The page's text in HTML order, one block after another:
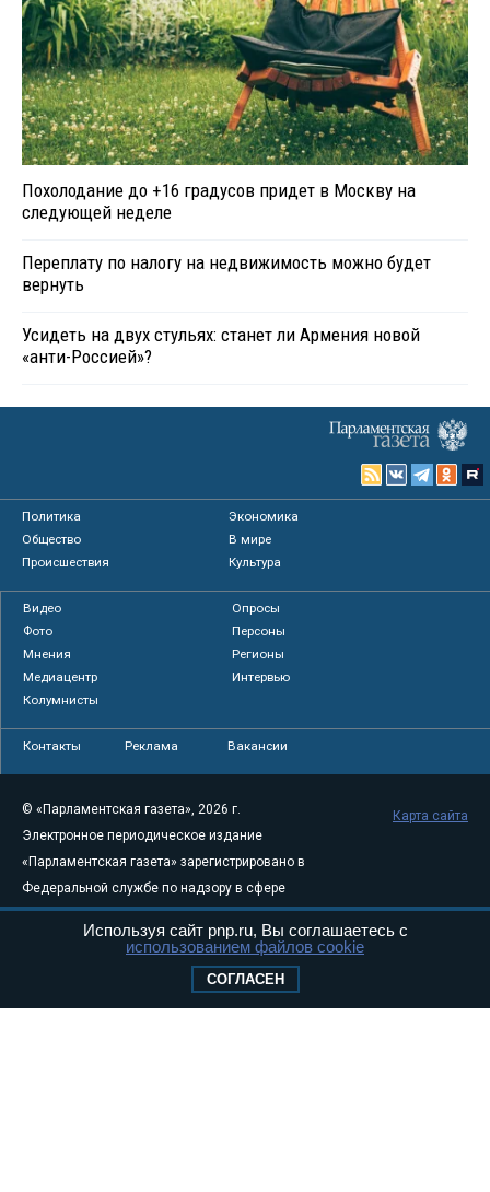
Похолодание до +16 градусов придет в Москву на
следующей неделе
Переплату по налогу на недвижимость можно будет
вернуть
Усидеть на двух стульях: станет ли Армения новой
«анти-Россией»?
Политика
Экономика
Общество
В мире
Происшествия
Культура
Видео
Опросы
Фото
Персоны
Мнения
Регионы
Медиацентр
Интервью
Колумнисты
Контакты Реклама Вакансии
© «Парламентская газета», 2026 г.
Электронное периодическое издание
«Парламентская газета» зарегистрировано в
Федеральной службе по надзору в сфере
связи, информационных технологий и
массовых коммуникаций (Роскомнадзор) 05
Свидетельство о регистрации Эл № ФС77-
Карта сайта
Используя сайт pnp.ru, Вы соглашаетесь с
использованием файлов cookie
СОГЛАСЕН